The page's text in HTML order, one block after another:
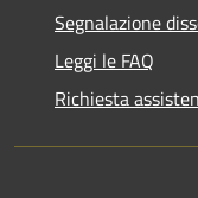
Segnalazione
Leggi le FAQ
Richiesta